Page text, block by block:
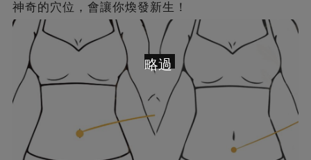
神奇的穴位，會讓你煥發新生！
略過